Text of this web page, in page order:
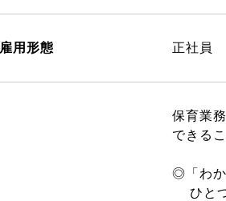
雇用形態 正社員
保育業
できる
◎「わか
ひとつ